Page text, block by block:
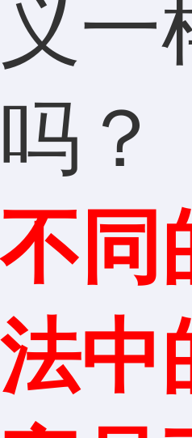
义一
吗？
不同
法中